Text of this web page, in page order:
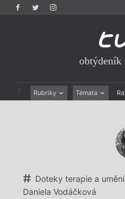
obtýdeník
Rubriky Témata
Výroční ceny
Doteky terapie a umění
Daniela Vodáčková